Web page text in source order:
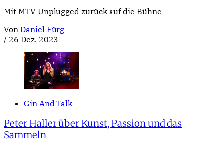
Mit MTV Unplugged zurück auf die Bühne
Von Daniel Fürg
/ 26 Dez. 2023
Gin And Talk
Peter Haller über Kunst, Passion und das
Sammeln